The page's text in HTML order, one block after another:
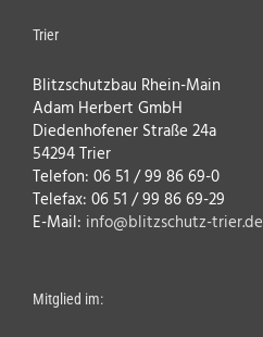
Trier
Blitzschutzbau Rhein-Main
Adam Herbert GmbH
Diedenhofener Straße 24a
54294 Trier
Telefon: 06 51 / 99 86 69-0
Telefax: 06 51 / 99 86 69-29
E-Mail: info@blitzschutz-trier.de
Mitglied im: